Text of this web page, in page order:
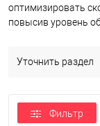
оптимизировать
повысив уровень
Уточнить раздел
Фильтр